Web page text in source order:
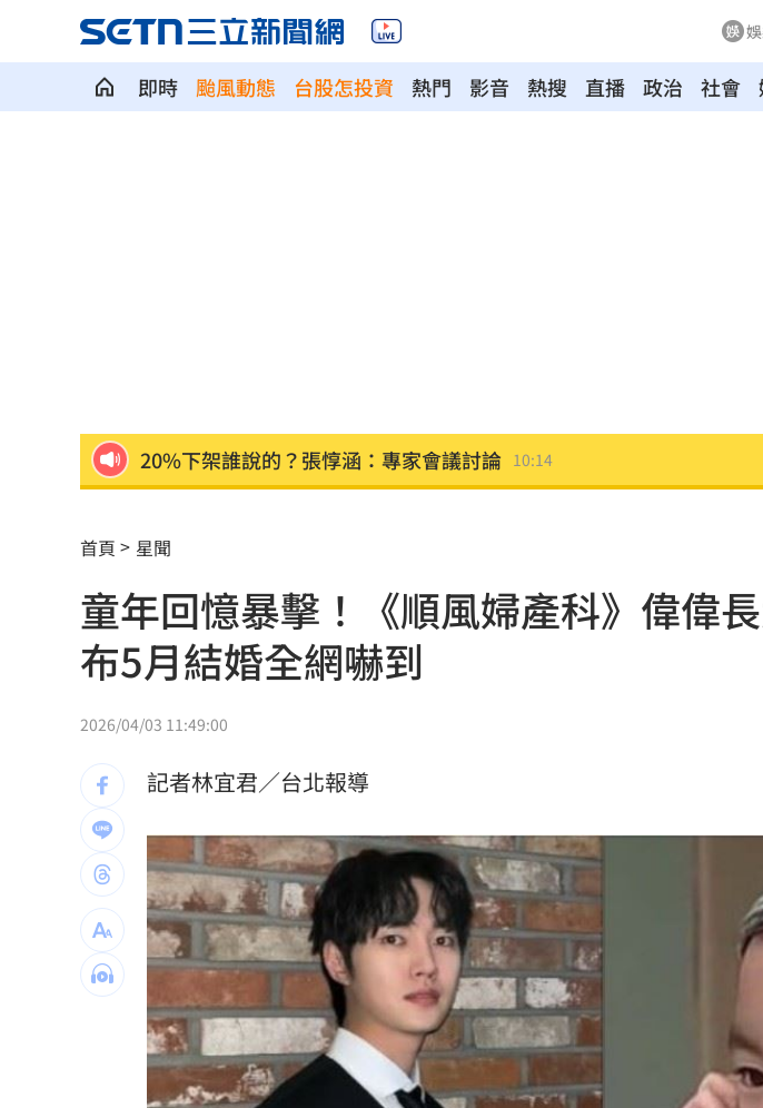
即時 颱風動態 台股怎投資 熱門 影音 熱搜 直播 政治 社會
詭滑行自撞…他折腰姿勢成屍！死者身份曝 10:13
議員：台中宣導AI圖，主管機關配中國國徽
高檢署主任轟「雞同鴨講」 黃偉哲反擊了 10:11
東發號遭灌負評破2萬則！老饕真實心得曝
天后化妝師告別式 江蕙、張惠妹花籃致哀
孫燕姿悲慟現身告別式！送別摯友化妝師
喝這種冰拿鐵 30歲男劇烈腹痛、險洗腎！ 10:03
許忠信質詢炫耀飛行夾克！陳清龍回應了
營養午餐「廚餘給弱勢吃」？蔣萬安回應了 10:01
Amelie’s Bagel「野生藍莓貝果」新登場 10:00
連上路都不行 卻是拍賣會的夢幻逸品
首頁 星聞
童年回憶暴擊！《順風婦產科》偉偉
布5月結婚全網嚇到
2026/04/03 11:49:00
記者林宜君／台北報導